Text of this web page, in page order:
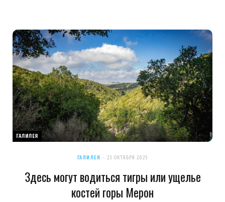
ГАЛИЛЕЯ
ГАЛИЛЕЯ 23 ОКТЯБРЯ 2025
Здесь могут водиться тигры или ущелье
костей горы Мерон